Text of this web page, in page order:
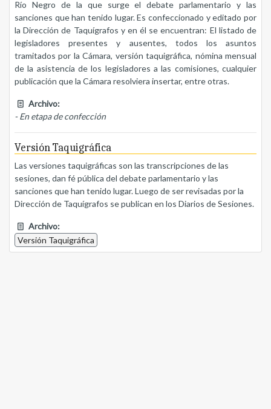
Río Negro de la que surge el debate parlamentario y las
sanciones que han tenido lugar. Es confeccionado y editado por
la Dirección de Taquígrafos y en él se encuentran: El listado de
legisladores presentes y ausentes, todos los asuntos
tramitados por la Cámara, versión taquigráfica, nómina mensual
de la asistencia de los legisladores a las comisiones, cualquier
publicación que la Cámara resolviera insertar, entre otras.
Archivo:
- En etapa de confección
Versión Taquigráfica
Las versiones taquigráficas son las transcripciones de las
sesiones, dan fé pública del debate parlamentario y las
sanciones que han tenido lugar. Luego de ser revisadas por la
Dirección de Taquígrafos se publican en los Diarios de Sesiones.
Archivo:
Versión Taquigráfica